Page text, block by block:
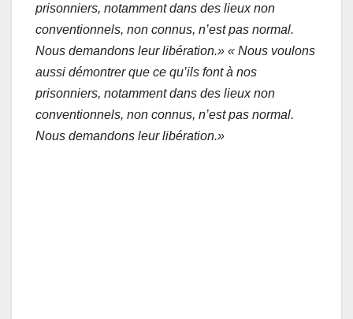
prisonniers, notamment dans des lieux non
conventionnels, non connus, n’est pas normal.
Nous demandons leur libération.» « Nous voulons
aussi démontrer que ce qu’ils font à nos
prisonniers, notamment dans des lieux non
conventionnels, non connus, n’est pas normal.
Nous demandons leur libération.»